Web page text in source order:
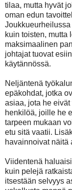
tilaa, mutta hyvät
oman edun
kuin toisten, mutta
maksimaalinen
johtajat tuovat
käytännössä.
Neljäntenä
epäkohdat, jotka
asiaa, jota he
henkilöä, joille he
tarpeen mukaan
etu sitä vaatii.
havainnoivat näitä
Viidentenä
kuin pelejä
itsestään selvyys